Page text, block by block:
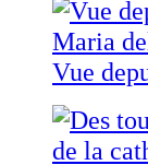
Vue